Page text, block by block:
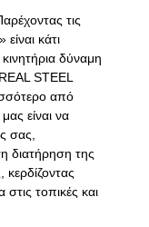
τις
κάτι
δύναμη
STEEL
από
είναι να
σας,
διατήρηση της
τοπικές και